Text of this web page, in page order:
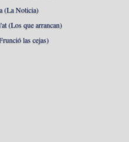
(La Noticia)
(Los que arrancan)
las cejas)